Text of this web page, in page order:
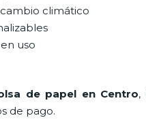
climático
uso
de papel en Centro,
de pago.